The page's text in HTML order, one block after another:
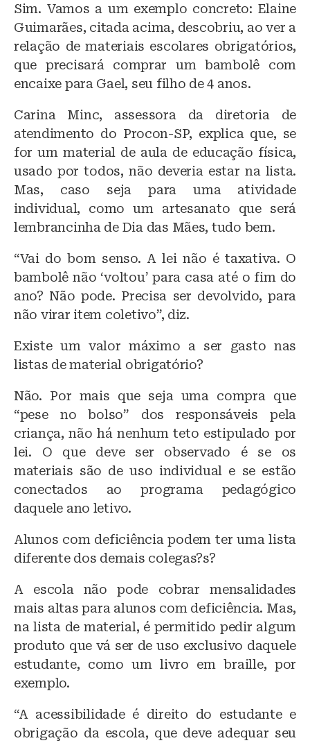
Sim. Vamos a um exemplo concreto: Elaine
Guimarães, citada acima, descobriu, ao ver a
relação de materiais escolares obrigatórios,
que precisará comprar um bambolê com
encaixe para Gael, seu filho de 4 anos.
Carina Minc, assessora da diretoria de
atendimento do Procon-SP, explica que, se
for um material de aula de educação física,
usado por todos, não deveria estar na lista.
Mas, caso seja para uma atividade
individual, como um artesanato que será
lembrancinha de Dia das Mães, tudo bem.
“Vai do bom senso. A lei não é taxativa. O
bambolê não ‘voltou’ para casa até o fim do
ano? Não pode. Precisa ser devolvido, para
não virar item coletivo”, diz.
Existe um valor máximo a ser gasto nas
listas de material obrigatório?
Não. Por mais que seja uma compra que
“pese no bolso” dos responsáveis pela
criança, não há nenhum teto estipulado por
lei. O que deve ser observado é se os
materiais são de uso individual e se estão
conectados ao programa pedagógico
daquele ano letivo.
Alunos com deficiência podem ter uma lista
diferente dos demais colegas?s?
A escola não pode cobrar mensalidades
mais altas para alunos com deficiência. Mas,
na lista de material, é permitido pedir algum
produto que vá ser de uso exclusivo daquele
estudante, como um livro em braille, por
exemplo.
“A acessibilidade é direito do estudante e
obrigação da escola, que deve adequar seu